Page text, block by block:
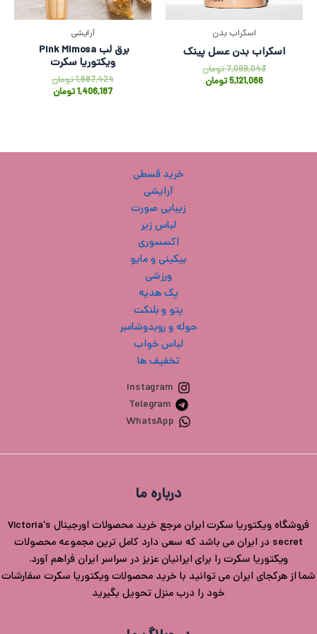
اسکراب بدن
اسکراب بدن عسل پینک
7,099,043تومان
5,121,066تومان
آرایشی
ویکتوریا سکرت
1,687,424تومان
1,406,187تومان
خرید قسطی
آرایشی
زیبایی صورت
لباس زیر
اکسسوری
بیکینی و مایو
ورزشی
پک هدیه
پتو و بلنکت
حوله و روبدوشامبر
لباس خواب
تخفیف ها
Instagram
Telegram
WhatsApp
درباره ما
فروشگاه ویکتوریا سکرت ایران مرجع خرید محصولات اورجینال Victoria's
secret در ایران می باشد که سعی دارد کامل ترین مجموعه محصولات
ویکتوریا سکرت را برای ایرانیان عزیز در سراسر ایران فراهم آورد.
شما از هرکجای ایران می توانید با خرید محصولات ویکتوریا سکرت سفارشات
خود را درب منزل تحویل بگیرید